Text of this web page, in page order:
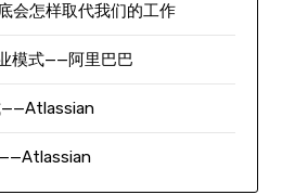
会怎样取代我们的工作
模式——阿里巴巴
——Atlassian